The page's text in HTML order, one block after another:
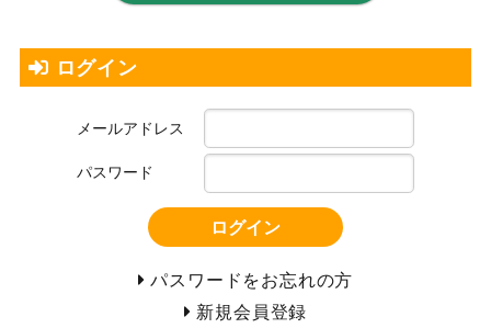
ログイン
メールアドレス
パスワード
ログイン
パスワードをお忘れの方
新規会員登録